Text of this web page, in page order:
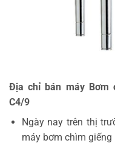
Địa chỉ bán máy Bơm
C4/9
Ngày nay trên thị
máy bơm chìm giếng